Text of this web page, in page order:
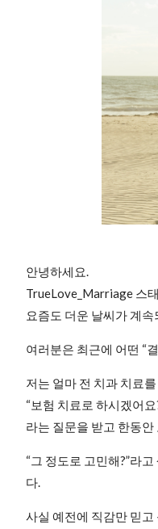
안녕하세요.
TrueLove_Marriage 스
요즘도 더운 날씨가 계속
여러분은 최근에 어떤 “
저는 얼마 전 치과 치료
“보험 치료로 하시겠어
라는 질문을 받고 한동
“그 정도로 고민해?”라
다.
사실 예전에 직감만 믿